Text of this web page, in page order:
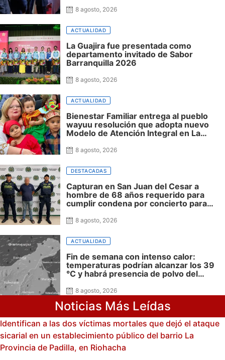
para La Guajira
8 agosto, 2026
ACTUALIDAD
La Guajira fue presentada como
departamento invitado de Sabor
Barranquilla 2026
8 agosto, 2026
ACTUALIDAD
Bienestar Familiar entrega al pueblo
wayuu resolución que adopta nuevo
Modelo de Atención Integral en La
8 agosto, 2026
DESTACADAS
Capturan en San Juan del Cesar a
hombre de 68 años requerido para
cumplir condena por concierto para
8 agosto, 2026
ACTUALIDAD
Fin de semana con intenso calor:
temperaturas podrían alcanzar los 39
°C y habrá presencia de polvo del
8 agosto, 2026
Noticias Más Leídas
Identifican a las dos víctimas mortales que dejó el ataque
sicarial en un establecimiento público del barrio La
Provincia de Padilla, en Riohacha